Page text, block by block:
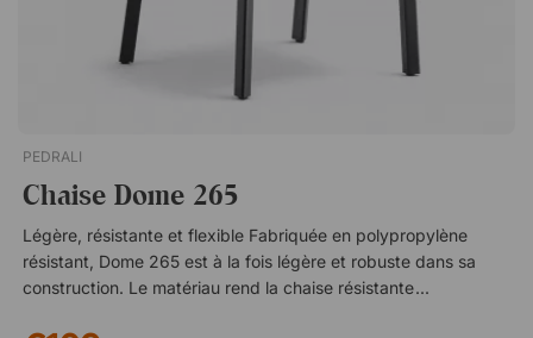
PEDRALI
Chaise Dome 265
Légère, résistante et flexible Fabriquée en polypropylène
résistant, Dome 265 est à la fois légère et robuste dans sa
construction. Le matériau rend la chaise résistante à l’usure et